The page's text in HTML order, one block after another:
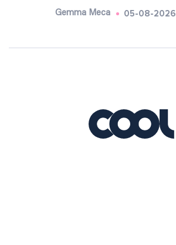
Gemma Meca 05-08-2026